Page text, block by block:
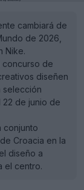
cambiará de
de 2026,
Nike.
concurso de
diseñen
selección
22 de junio de
conjunto
Croacia en la
diseño a
el centro.